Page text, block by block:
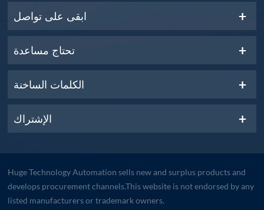
ابقى على تواصل
تحتاج مساعدة
الكلمات الساخنة
الإشتراك
Huge Technology Automation sells new and surplus products and
develops procurement channels.This website is not endorsed by any
listed manufacturers or trademark owners.